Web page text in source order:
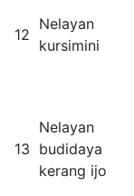
12
Nelayan
kursimini
13
Nelayan
budidaya
kerang ijo